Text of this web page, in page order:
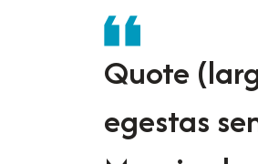
Quote
egestas